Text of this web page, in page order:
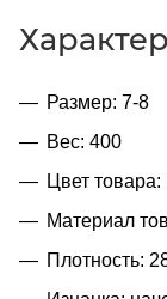
Размер: 7-8
Вес: 400
Цвет
Материал
Плотность: